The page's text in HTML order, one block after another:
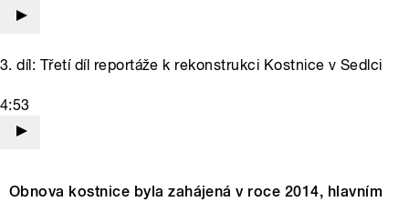
3. díl: Třetí díl reportáže k rekonstrukci Kostnice v Sedlci
4:53
Obnova kostnice byla zahájená v roce 2014, hlavním